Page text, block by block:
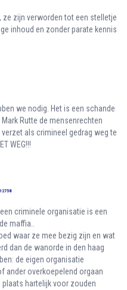
ze zijn verworden tot een stelletje
inhoud en zonder parate kennis
we nodig. Het is een schande
Rutte de mensenrechten
als crimineel gedrag weg te
WEG!!!
criminele organisatie is een
maffia..
waar ze mee bezig zijn en wat
dan de wanorde in den haag
de eigen organisatie
ander overkoepelend orgaan
plaats hartelijk voor zouden